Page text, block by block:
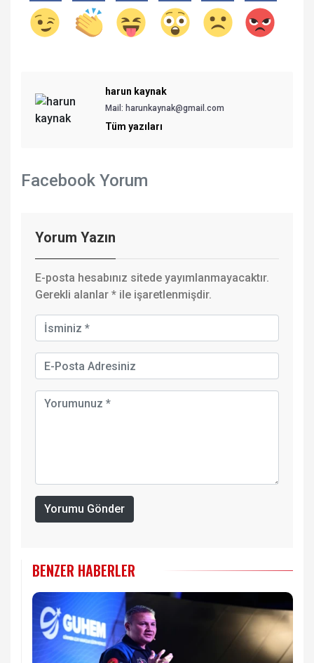
harun kaynak
Mail: harunkaynak@gmail.com
Tüm yazıları
Facebook Yorum
Yorum Yazın
E-posta hesabınız sitede yayımlanmayacaktır.
Gerekli alanlar * ile işaretlenmişdir.
Yorumu Gönder
BENZER HABERLER